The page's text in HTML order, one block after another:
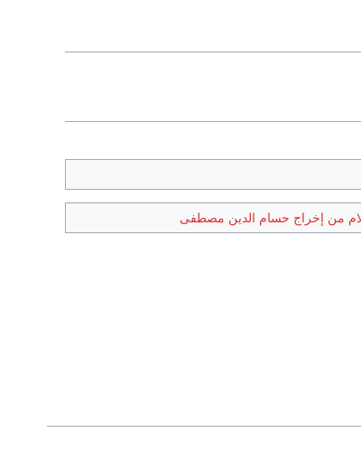
من إخراج حسام الدين مصطفى